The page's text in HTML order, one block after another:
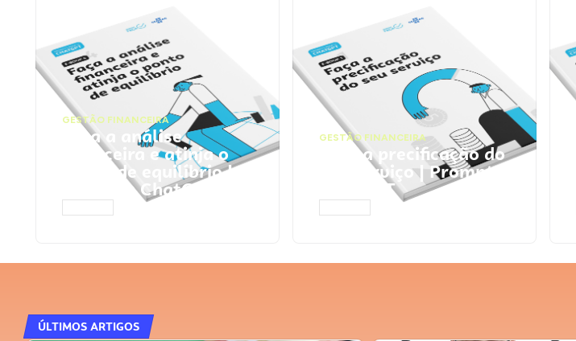
GESTÃO FINANCEIRA
Faça a análise
financeira e atinja o
ponto de equilíbrio |
Prompts ChatGPT
GESTÃO FINANCEIRA
Faça a precificação do
seu serviço | Prompts
ChatGPT
ÚLTIMOS ARTIGOS